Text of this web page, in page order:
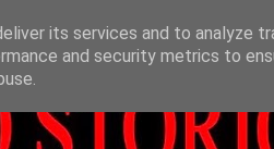
its services and to analyze
and security metrics to